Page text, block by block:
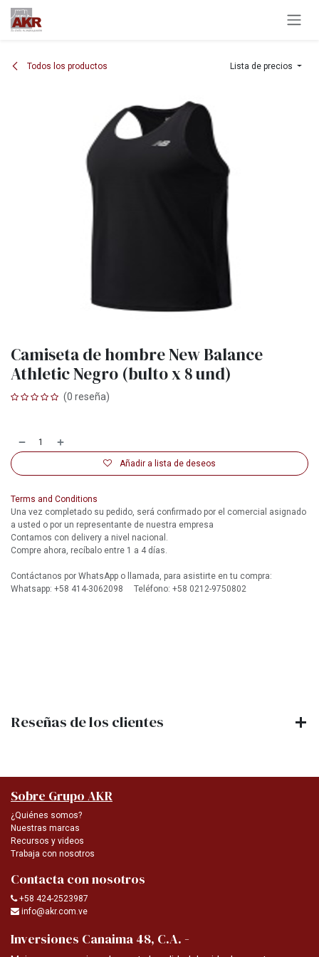
Ir al contenido
Todos los productos Lista de precios
Camiseta de hombre New Balance
Athletic Negro (bulto x 8 und)
(0 reseña)
Añadir a lista de deseos
Terms and Conditions
Una vez completado su pedido, será confirmado por el comercial asignado
a usted o por un representante de nuestra empresa
Contamos con delivery a nivel nacional.
Compre ahora, recíbalo entre 1 a 4 días.
Contáctanos por WhatsApp o llamada, para asistirte en tu compra:
Whatsapp: +58 414-3062098 Teléfono: +58 0212-9750802
Reseñas de los clientes
Sobre Grupo AKR
¿Quiénes somos?
Nuestras marcas
Recursos y videos
Trabaja con nosotros
Contacta con nosotros
+58 424-2523987
info@akr.com.ve
Inversiones Canaima 48, C.A. -